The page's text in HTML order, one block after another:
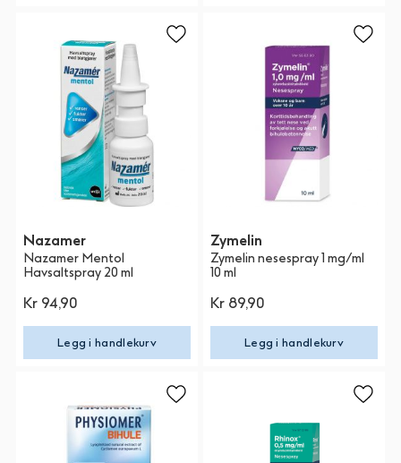
Nazamer
Nazamer Mentol
Havsaltspray 20 ml
Kr 94,90
Legg i handlekurv
Zymelin
Zymelin nesespray 1 mg/ml
10 ml
Kr 89,90
Legg i handlekurv